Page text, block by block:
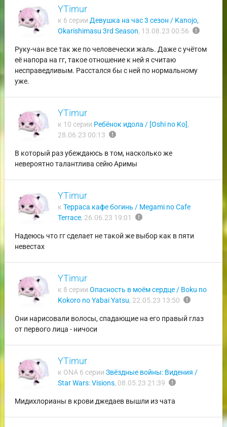
YTimur
к 6 серии Девушка на час 3 сезон / Kanojo,
Okarishimasu 3rd Season, 13.08.23 00:56 report
Руку-чан все так же по человечески жаль. Даже с учётом
её напора на гг, такое отношение к ней я считаю
несправедливым. Расстался бы с ней по нормальному
уже.
YTimur
к 10 серии Ребёнок идола / [Oshi no Ko],
28.06.23 00:13 report
В который раз убеждаюсь в том, насколько же
невероятно талантлива сейю Аримы
YTimur
к Терраса кафе богинь / Megami no Cafe
Terrace, 26.06.23 19:01 report
Надеюсь что гг сделает не такой же выбор как в пяти
невестах
YTimur
к 8 серии Опасность в моём сердце / Boku no
Kokoro no Yabai Yatsu, 22.05.23 13:50 report
Они нарисовали волосы, спадающие на его правый глаз
от первого лица - ничоси
YTimur
к ONA 6 серии Звёздные войны: Видения /
Star Wars: Visions, 08.05.23 21:39 report
Мидихлорианы в крови джедаев вышли из чата